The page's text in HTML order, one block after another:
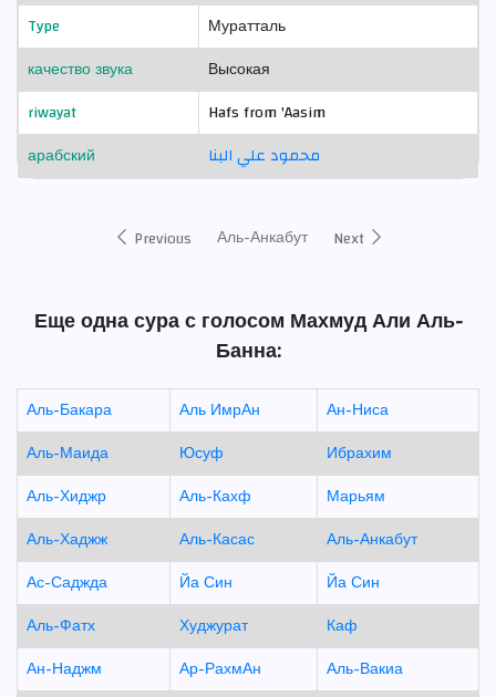
Type
Муратталь
качество звука
Высокая
riwayat
Hafs from 'Aasim
арабский
محمود علي البنا
Previous Аль-Анкабут Next
Еще одна сура с голосом Махмуд Али Аль-
Банна:
Аль-Бакара Аль ИмрАн
Ан-Ниса
Аль-Маида
Юсуф
Ибрахим
Аль-Хиджр
Аль-Кахф
Марьям
Аль-Хаджж
Аль-Касас
Аль-Анкабут
Ас-Саджда
Йа Син
Йа Син
Аль-Фатх
Худжурат
Каф
Ан-Наджм
Ар-РахмАн
Аль-Вакиа